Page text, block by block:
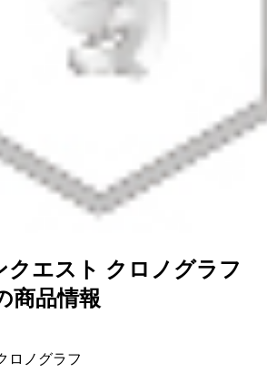
クエスト クロノグラフ
商品情報
ロノグラフ